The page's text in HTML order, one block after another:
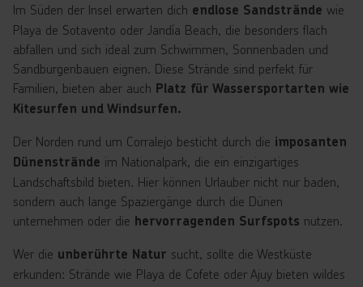
Im Süden der Insel erwarten dich endlose Sandstrände wie
Playa de Sotavento oder Jandía Beach, die besonders flach
abfallen und sich ideal zum Schwimmen, Sonnenbaden und
Sandburgenbauen eignen. Diese Strände sind perfekt für
Familien, bieten aber auch Platz für Wassersportarten wie
Kitesurfen und Windsurfen.
Der Norden rund um Corralejo besticht durch die imposanten
Dünenstrände im Nationalpark, die ein einzigartiges
Landschaftsbild bieten. Hier können Urlauber nicht nur baden,
sondern auch lange Spaziergänge durch die Dünen
unternehmen oder die hervorragenden Surfspots nutzen.
Wer die unberührte Natur sucht, sollte die Westküste
erkunden: Strände wie Playa de Cofete oder Ajuy bieten wildes